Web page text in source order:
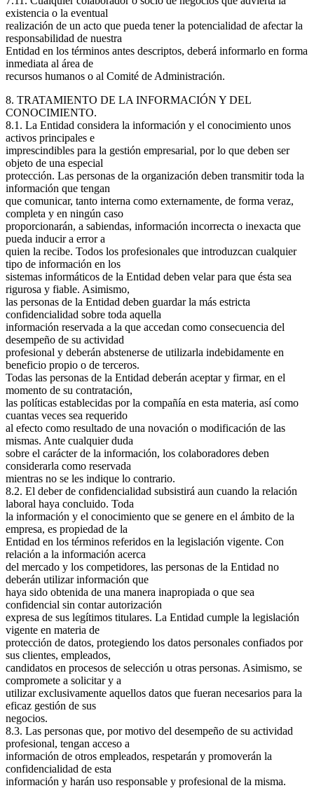
existencia o la eventual
realización de un acto que pueda tener la potencialidad de afectar la
responsabilidad de nuestra
Entidad en los términos antes descriptos, deberá informarlo en forma
inmediata al área de
recursos humanos o al Comité de Administración.
8. TRATAMIENTO DE LA INFORMACIÓN Y DEL
CONOCIMIENTO.
8.1. La Entidad considera la información y el conocimiento unos
activos principales e
imprescindibles para la gestión empresarial, por lo que deben ser
objeto de una especial
protección. Las personas de la organización deben transmitir toda la
información que tengan
que comunicar, tanto interna como externamente, de forma veraz,
completa y en ningún caso
proporcionarán, a sabiendas, información incorrecta o inexacta que
pueda inducir a error a
quien la recibe. Todos los profesionales que introduzcan cualquier
tipo de información en los
sistemas informáticos de la Entidad deben velar para que ésta sea
rigurosa y fiable. Asimismo,
las personas de la Entidad deben guardar la más estricta
confidencialidad sobre toda aquella
información reservada a la que accedan como consecuencia del
desempeño de su actividad
profesional y deberán abstenerse de utilizarla indebidamente en
beneficio propio o de terceros.
Todas las personas de la Entidad deberán aceptar y firmar, en el
momento de su contratación,
las políticas establecidas por la compañía en esta materia, así como
cuantas veces sea requerido
al efecto como resultado de una novación o modificación de las
mismas. Ante cualquier duda
sobre el carácter de la información, los colaboradores deben
considerarla como reservada
mientras no se les indique lo contrario.
8.2. El deber de confidencialidad subsistirá aun cuando la relación
laboral haya concluido. Toda
la información y el conocimiento que se genere en el ámbito de la
empresa, es propiedad de la
Entidad en los términos referidos en la legislación vigente. Con
relación a la información acerca
del mercado y los competidores, las personas de la Entidad no
deberán utilizar información que
haya sido obtenida de una manera inapropiada o que sea
confidencial sin contar autorización
expresa de sus legítimos titulares. La Entidad cumple la legislación
vigente en materia de
protección de datos, protegiendo los datos personales confiados por
sus clientes, empleados,
candidatos en procesos de selección u otras personas. Asimismo, se
compromete a solicitar y a
utilizar exclusivamente aquellos datos que fueran necesarios para la
eficaz gestión de sus
negocios.
8.3. Las personas que, por motivo del desempeño de su actividad
profesional, tengan acceso a
información de otros empleados, respetarán y promoverán la
confidencialidad de esta
información y harán uso responsable y profesional de la misma.